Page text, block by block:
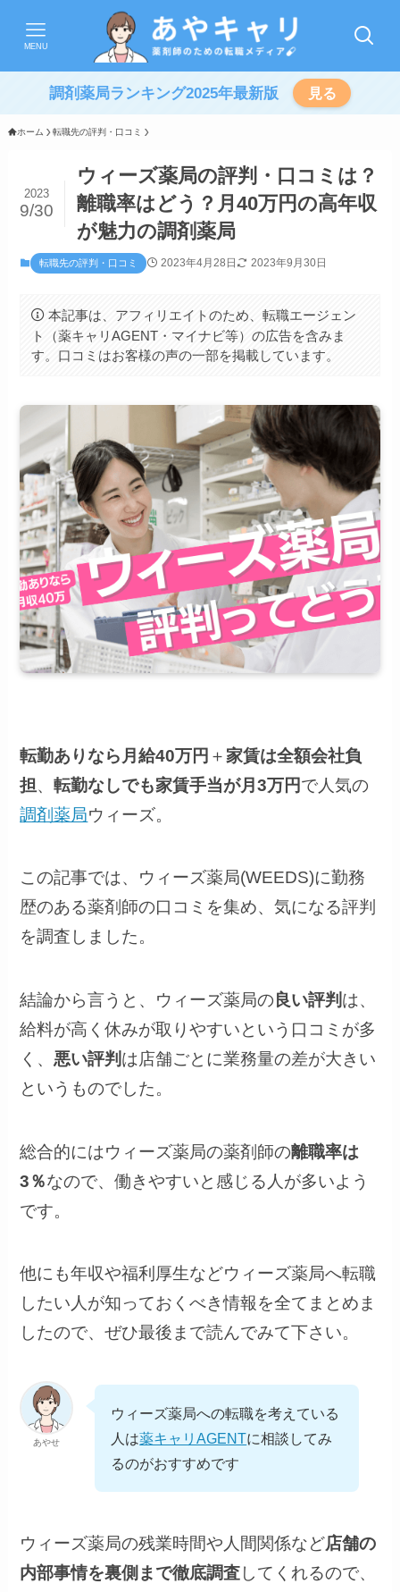
MENU
調剤薬局ランキング2025年最新版 見る
ホーム 転職先の評判・口コミ
ウィーズ薬局の評判・口コミは？
離職率はどう？月40万円の高年収
が魅力の調剤薬局
2023
9/30
転職先の評判・口コミ 2023年4月28日 2023年9月30日
本記事は、アフィリエイトのため、転職エージェン
ト（薬キャリAGENT・マイナビ等）の広告を含みま
す。口コミはお客様の声の一部を掲載しています。
転勤ありなら月給40万円 ＋ 家賃は全額会社負
担、転勤なしでも家賃手当が月3万円で人気の
調剤薬局ウィーズ。
この記事では、ウィーズ薬局(WEEDS)に勤務
歴のある薬剤師の口コミを集め、気になる評判
を調査しました。
結論から言うと、ウィーズ薬局の 良い評判 は、
給料が高く休みが取りやすいという口コミが多
く、 悪い評判 は店舗ごとに業務量の差が大きい
というものでした。
総合的にはウィーズ薬局の薬剤師の離職率は
3％なので、働きやすいと感じる人が多いよう
です。
他にも年収や福利厚生などウィーズ薬局へ転職
したい人が知っておくべき情報を全てまとめま
したので、ぜひ最後まで読んでみて下さい。
あやせ
ウィーズ薬局への転職を考えている
人は薬キャリAGENTに相談してみ
るのがおすすめです
ウィーズ薬局の残業時間や人間関係など店舗の
内部事情を裏側まで徹底調査してくれるので、